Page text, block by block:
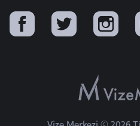
Ç
e